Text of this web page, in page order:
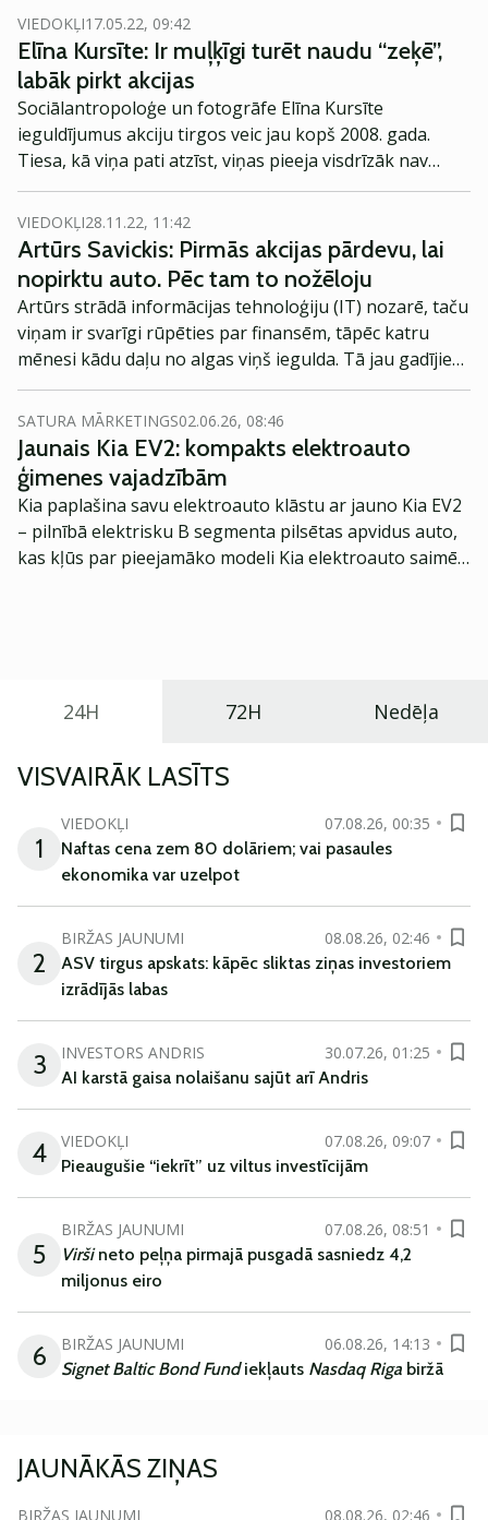
Kolāte – vides žurnāliste un vides eksperte, kura jau
pirms sarunas brīdina, ka par akcijām var runāt daudz
un dikti. Kāds ir viņas kā investores stāsts?
VIEDOKĻI17.05.22, 09:42
Elīna Kursīte: Ir muļķīgi turēt naudu “zeķē”,
labāk pirkt akcijas
Sociālantropoloģe un fotogrāfe Elīna Kursīte
ieguldījumus akciju tirgos veic jau kopš 2008. gada.
Tiesa, kā viņa pati atzīst, viņas pieeja visdrīzāk nav
pareizākā un drošākā, jo viņa neveic pamatīgas un
dziļas datu analīzes pirms akciju vai fondu iegādes,
vairāk paļaujas uz intuīciju un saviem ieradumiem. Vai
tā ir efektīva pieeja?
VIEDOKĻI28.11.22, 11:42
Artūrs Savickis: Pirmās akcijas pārdevu, lai
nopirktu auto. Pēc tam to nožēloju
Artūrs strādā informācijas tehnoloģiju (IT) nozarē, taču
viņam ir svarīgi rūpēties par finansēm, tāpēc katru
mēnesi kādu daļu no algas viņš iegulda. Tā jau gadījies
sakrāt automašīnai, bet nākamais mērķis būtu pēc
pāris gadiem iegādāties māju. Kāda ir viņa ieguldījumu
stratēģija, noskaidrosim stāsta turpinājumā.
SATURA MĀRKETINGS02.06.26, 08:46
Jaunais Kia EV2: kompakts elektroauto
ģimenes vajadzībām
Kia paplašina savu elektroauto klāstu ar jauno Kia EV2
– pilnībā elektrisku B segmenta pilsētas apvidus auto,
kas kļūs par pieejamāko modeli Kia elektroauto saimē
24H 72H Nedēļa
VISVAIRĀK LASĪTS
1
VIEDOKĻI
07.08.26, 00:35
Naftas cena zem 80 dolāriem; vai pasaules
ekonomika var uzelpot
2
BIRŽAS JAUNUMI
08.08.26, 02:46
ASV tirgus apskats: kāpēc sliktas ziņas investoriem
izrādījās labas
3 INVESTORS ANDRIS
30.07.26, 01:25
AI karstā gaisa nolaišanu sajūt arī Andris
4 VIEDOKĻI
07.08.26, 09:07
Pieaugušie “iekrīt” uz viltus investīcijām
5
BIRŽAS JAUNUMI
07.08.26, 08:51
Viršineto peļņa pirmajā pusgadā sasniedz 4,2
miljonus eiro
6 BIRŽAS JAUNUMI
06.08.26, 14:13
Signet Baltic Bond Fundiekļauts Nasdaq Riga biržā
JAUNĀKĀS ZIŅAS
BIRŽAS JAUNUMI 08.08.26, 02:46